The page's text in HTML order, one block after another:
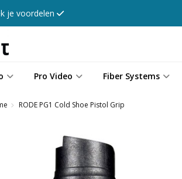
je voordelen
Pro Video Fiber Systems
RODE PG1 Cold Shoe Pistol Grip